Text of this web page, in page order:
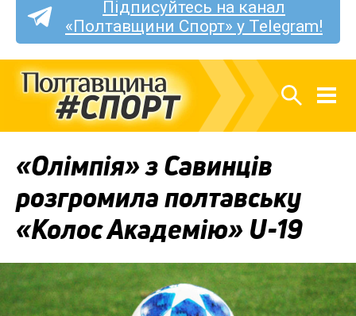
Підписуйтесь на канал
«Полтавщини Спорт» у Telegram!
«Олімпія» з Савинців
розгромила полтавську
«Колос Академію» U-19